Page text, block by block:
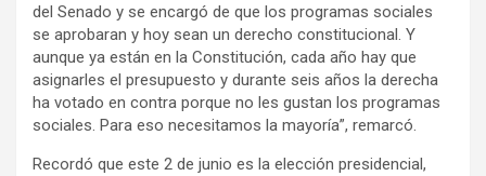
del Senado y se encargó de que los programas sociales
se aprobaran y hoy sean un derecho constitucional. Y
aunque ya están en la Constitución, cada año hay que
asignarles el presupuesto y durante seis años la derecha
ha votado en contra porque no les gustan los programas
sociales. Para eso necesitamos la mayoría”, remarcó.
Recordó que este 2 de junio es la elección presidencial,